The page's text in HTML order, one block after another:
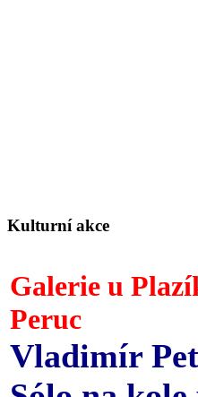
Kulturní akce
Galerie u
Peruc
Vladimír